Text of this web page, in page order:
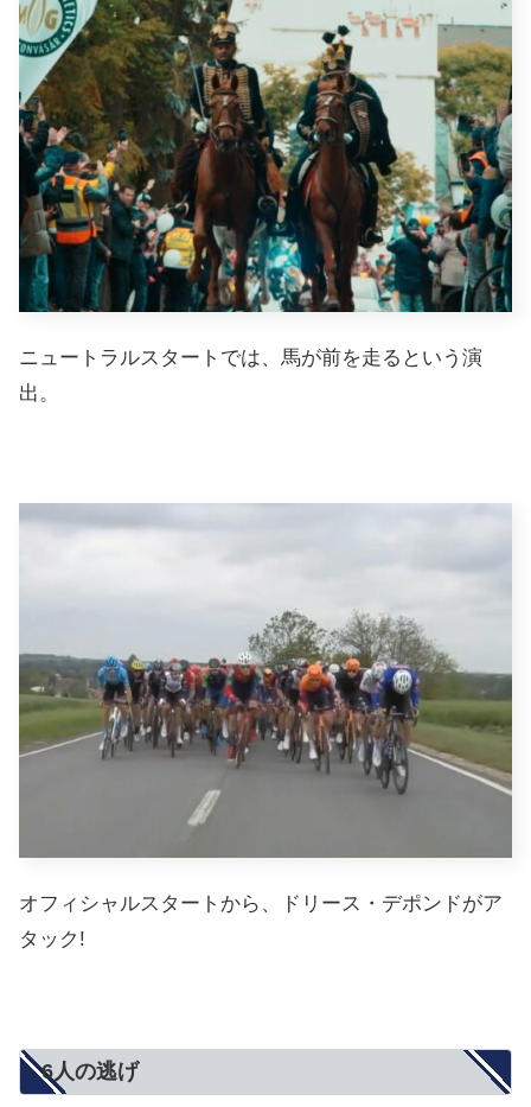
ニュートラルスタートでは、馬が前を走るという演
出。
オフィシャルスタートから、ドリース・デポンドがア
タック!
6人の逃げ